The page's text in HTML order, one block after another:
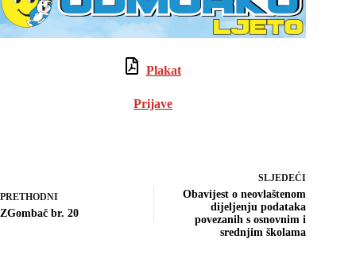
Plakat
Prijave
PRETHODNI
ZGombač br. 20
SLJEDEĆI
Obavijest o neovlaštenom
dijeljenju podataka
povezanih s osnovnim i
srednjim školama